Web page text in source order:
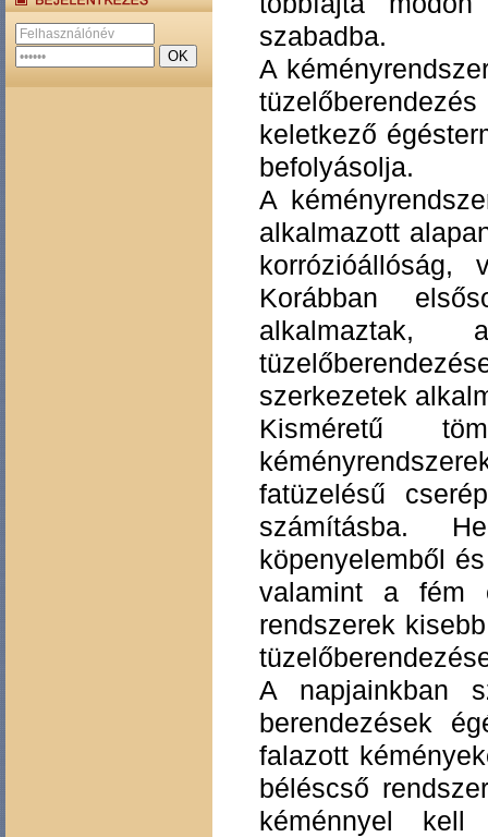
szabadba.
A
keletkező
befolyásolja.
A
alkalmazott
korrózióállóság,
Korábban
alkalmaztak,
szerkezetek
Kisméretű
fatüzelésű
számításba.
köpenyelemből
valamint a fém
rendszerek
A napjainkban
berendezések
falazott
béléscső
kéménnyel kell